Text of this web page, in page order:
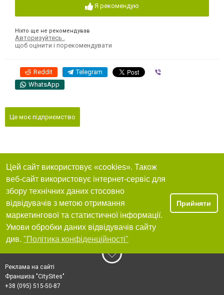
Я рекомендую
Ніхто ще не рекомендував
Авторизуйтесь
щоб оцінити і порекомендувати
Reddit Telegram
WhatsApp
Це моє підприємство
Цей сайт використовує «cookies». Також
веб-сайт використовує інтернет-сервіс для
збору технічних даних стосовно
відвідувачів з метою отримання
маркетингової та статистичної інформації.
Умови обробки даних відвідувачів сайту
див. "Політика конфіденційності"
Прийняти
Реклама на сайті
Франшиза "CitySites"
+38 (095) 515-50-87